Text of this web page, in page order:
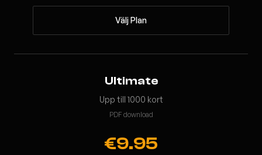
Välj Plan
Ultimate
Upp till 1000 kort
PDF download
€9.95